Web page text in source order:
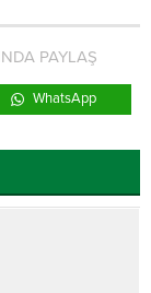
PAYLAŞ
WhatsApp